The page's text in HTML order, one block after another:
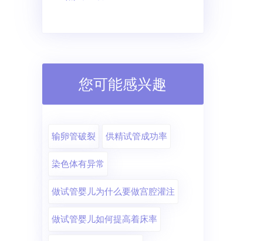
您可能感兴趣
输卵管破裂 供精试管成功率
染色体有异常
做试管婴儿为什么要做宫腔灌注
做试管婴儿如何提高着床率